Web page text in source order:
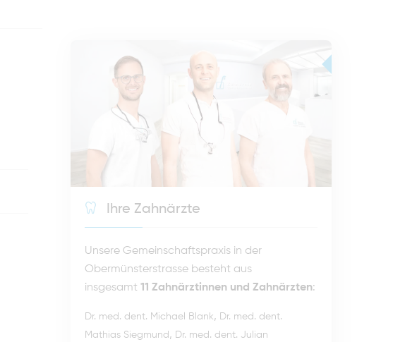
Ihre Zahnärzte
Unsere Gemeinschaftspraxis in der
Obermünsterstrasse besteht aus
insgesamt 11 Zahnärztinnen und Zahnärzten:
Dr. med. dent. Michael Blank, Dr. med. dent.
Mathias Siegmund , Dr. med. dent. Julian